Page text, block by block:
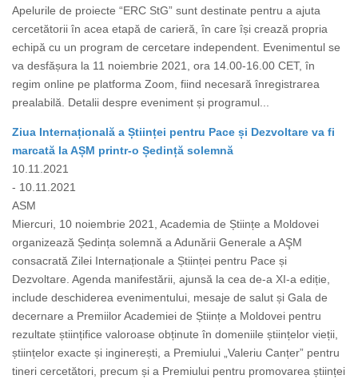
Apelurile de proiecte “ERC StG” sunt destinate pentru a ajuta
cercetătorii în acea etapă de carieră, în care își crează propria
echipă cu un program de cercetare independent. Evenimentul se
va desfășura la 11 noiembrie 2021, ora 14.00-16.00 CET, în
regim online pe platforma Zoom, fiind necesară înregistrarea
prealabilă. Detalii despre eveniment și programul...
Ziua Internațională a Științei pentru Pace și Dezvoltare va fi
marcată la AȘM printr-o Ședință solemnă
10.11.2021
- 10.11.2021
ASM
Miercuri, 10 noiembrie 2021, Academia de Științe a Moldovei
organizează Ședința solemnă a Adunării Generale a AŞM
consacrată Zilei Internaționale a Științei pentru Pace și
Dezvoltare. Agenda manifestării, ajunsă la cea de-a XI-a ediție,
include deschiderea evenimentului, mesaje de salut și Gala de
decernare a Premiilor Academiei de Științe a Moldovei pentru
rezultate științifice valoroase obținute în domeniile științelor vieții,
științelor exacte și inginerești, a Premiului „Valeriu Canțer” pentru
tineri cercetători, precum și a Premiului pentru promovarea științei